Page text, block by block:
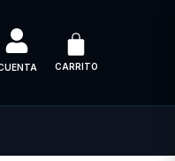
CARRITO